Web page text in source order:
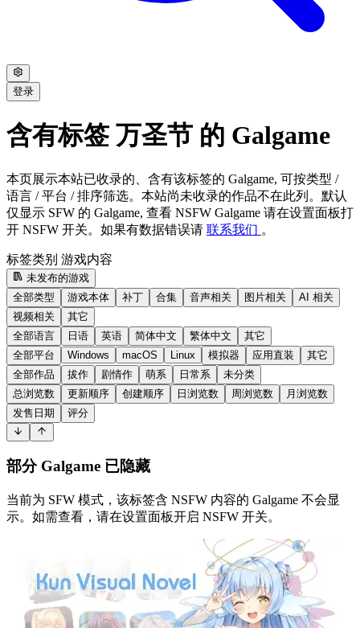
登录
含有标签 万圣节 的 Galgame
本页展示本站已收录的、含有该标签的 Galgame, 可按类型 /
语言 / 平台 / 排序筛选。本站尚未收录的作品不在此列。默认
仅显示 SFW 的 Galgame, 查看 NSFW Galgame 请在设置面板打
开 NSFW 开关。如果有数据错误请 联系我们 。
标签类别 游戏内容
未发布的游戏
全部类型
游戏本体 补丁 合集 音声相关 图片相关
AI 相关
视频相关
其它
全部语言
日语 英语 简体中文 繁体中文
其它
全部平台
Windows macOS Linux 模拟器 应用直装
其它
全部作品
拔作 剧情作 萌系 日常系
未分类
总浏览数
更新顺序 创建顺序 日浏览数 周浏览数
月浏览数
发售日期
评分
部分 Galgame 已隐藏
当前为 SFW 模式，该标签含 NSFW 内容的 Galgame 不会显
示。如需查看，请在设置面板开启 NSFW 开关。